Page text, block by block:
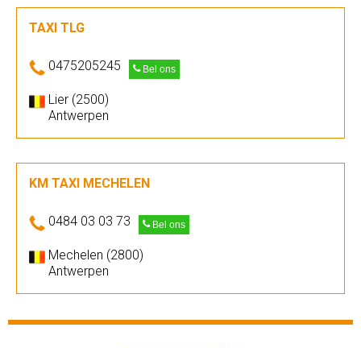
TAXI TLG
0475205245 Bel ons
Lier (2500)
Antwerpen
KM TAXI MECHELEN
0484 03 03 73 Bel ons
Mechelen (2800)
Antwerpen